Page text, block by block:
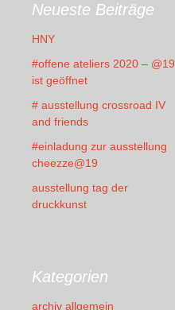
Neueste Beiträge
HNY
#offene ateliers 2020 – @19
ist geöffnet
# ausstellung crossroad IV
and friends
#einladung zur ausstellung
cheezze@19
ausstellung tag der
druckkunst
Kategorien
archiv allgemein